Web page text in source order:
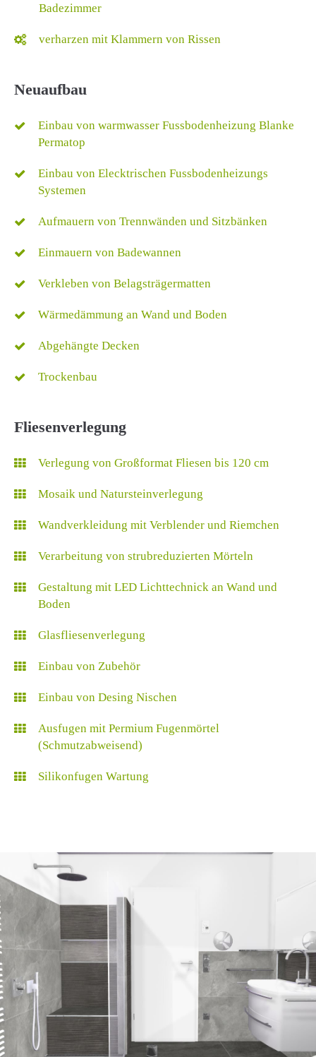
Badezimmer
verharzen mit Klammern von Rissen
Neuaufbau
Einbau von warmwasser Fussbodenheizung Blanke
Permatop
Einbau von Elecktrischen Fussbodenheizungs
Systemen
Aufmauern von Trennwänden und Sitzbänken
Einmauern von Badewannen
Verkleben von Belagsträgermatten
Wärmedämmung an Wand und Boden
Abgehängte Decken
Trockenbau
Fliesenverlegung
Verlegung von Großformat Fliesen bis 120 cm
Mosaik und Natursteinverlegung
Wandverkleidung mit Verblender und Riemchen
Verarbeitung von strubreduzierten Mörteln
Gestaltung mit LED Lichttechnick an Wand und
Boden
Glasfliesenverlegung
Einbau von Zubehör
Einbau von Desing Nischen
Ausfugen mit Permium Fugenmörtel
(Schmutzabweisend)
Silikonfugen Wartung